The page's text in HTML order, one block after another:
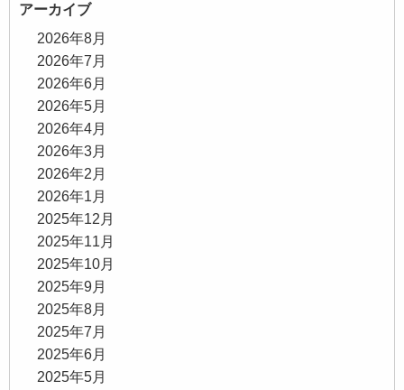
アーカイブ
2026年8月
2026年7月
2026年6月
2026年5月
2026年4月
2026年3月
2026年2月
2026年1月
2025年12月
2025年11月
2025年10月
2025年9月
2025年8月
2025年7月
2025年6月
2025年5月